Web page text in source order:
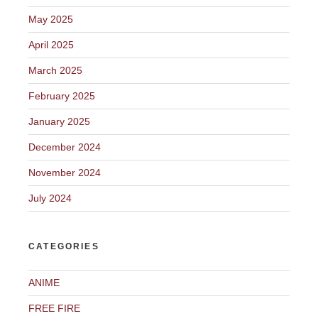
May 2025
April 2025
March 2025
February 2025
January 2025
December 2024
November 2024
July 2024
CATEGORIES
ANIME
FREE FIRE